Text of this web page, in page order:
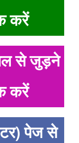
करें
से जुड़ने
करें
पेज से